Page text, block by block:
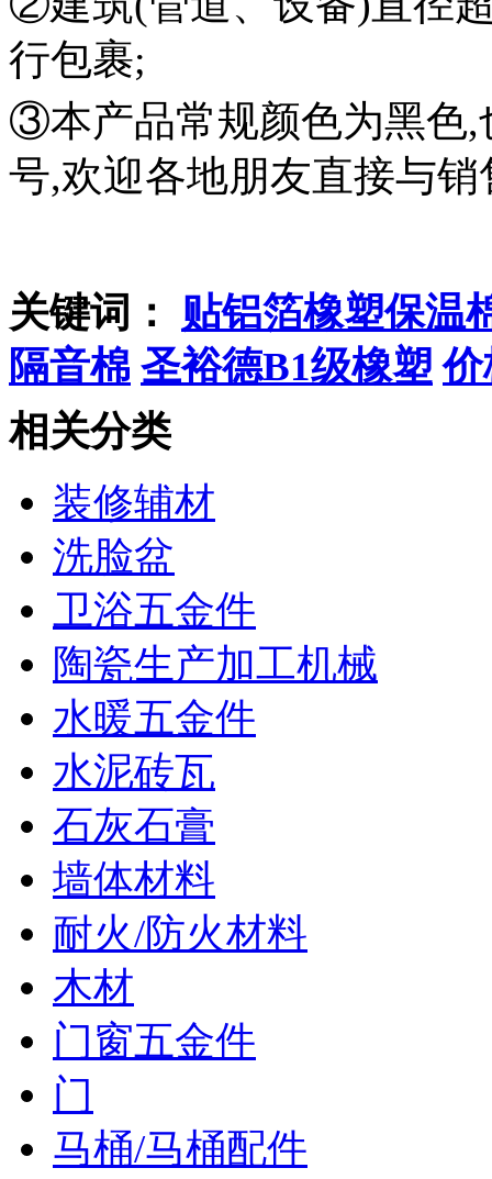
行包裹;
③本产品常规颜色为黑色,
号,欢迎各地朋友直接与
关键词：
贴铝箔橡塑保温
隔音棉 圣裕德B1级橡塑 价
相关分类
装修辅材
洗脸盆
卫浴五金件
陶瓷生产加工机械
水暖五金件
水泥砖瓦
石灰石膏
墙体材料
耐火/防火材料
木材
门窗五金件
门
马桶/马桶配件